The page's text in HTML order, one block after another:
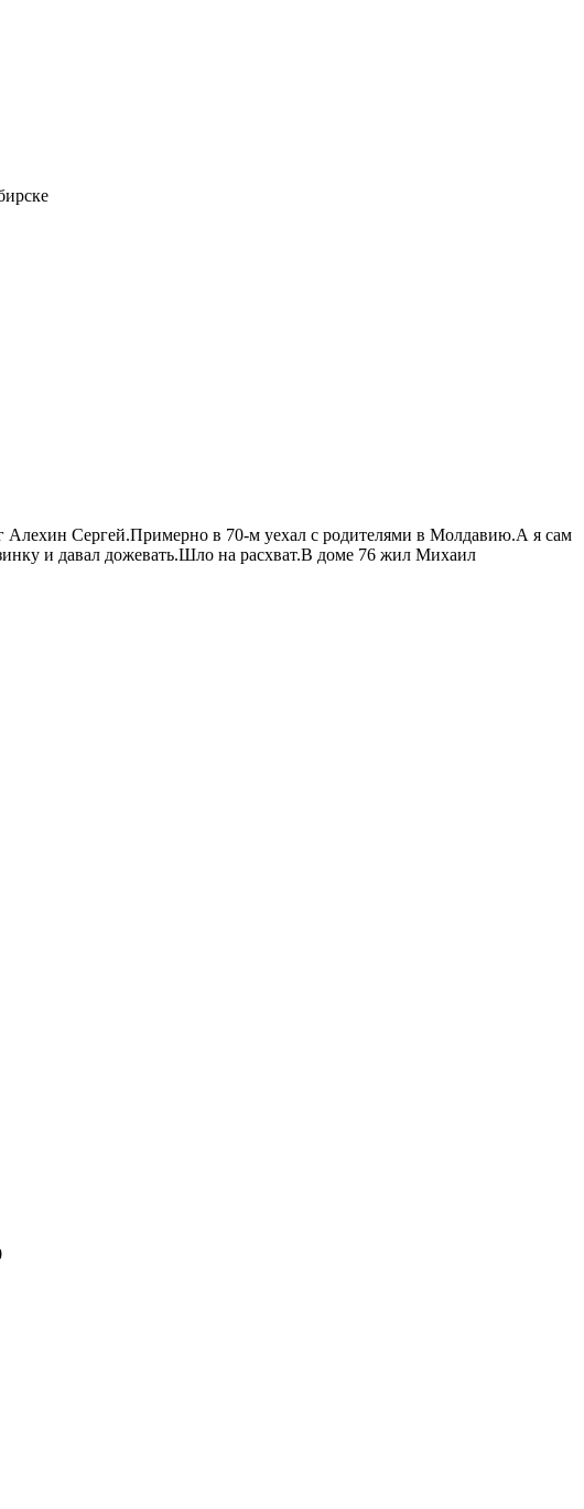
Сергей.Примерно в 70-м уехал с родителями в Молдавию.А я сам
и давал дожевать.Шло на расхват.В доме 76 жил Михаил